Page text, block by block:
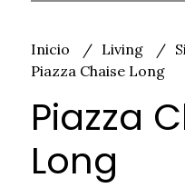
Inicio Living
Piazza Chaise Long
Piazza
Long